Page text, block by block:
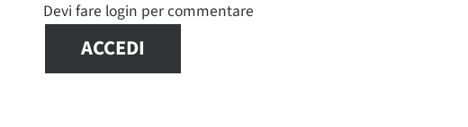
Devi fare login per commentare
ACCEDI